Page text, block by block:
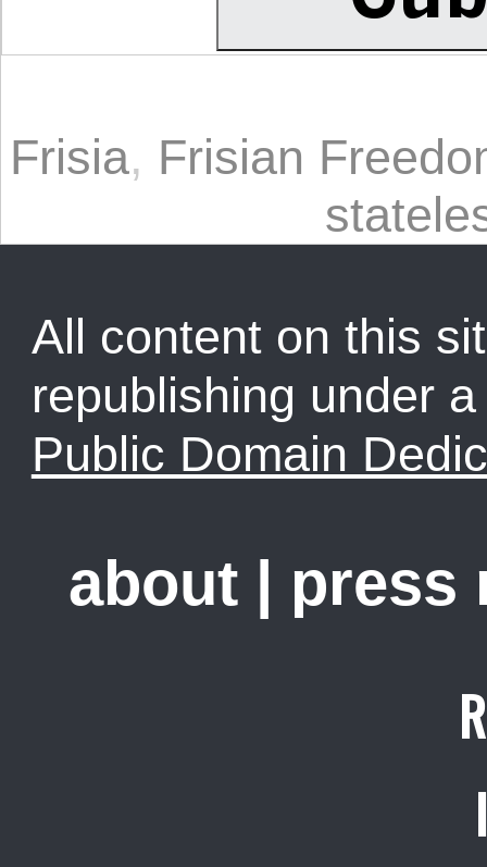
Frisia, Frisian
All content on this
republishing under
Public Domain
about | press